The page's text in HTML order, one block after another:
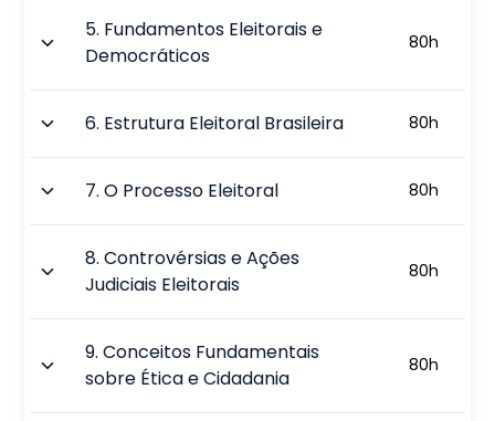
5. Fundamentos Eleitorais e
Democráticos
80h
6. Estrutura Eleitoral Brasileira 80h
7.O Processo Eleitoral 80h
8.Controvérsias e Ações
Judiciais Eleitorais
80h
9.Conceitos Fundamentais
sobre Ética e Cidadania
80h